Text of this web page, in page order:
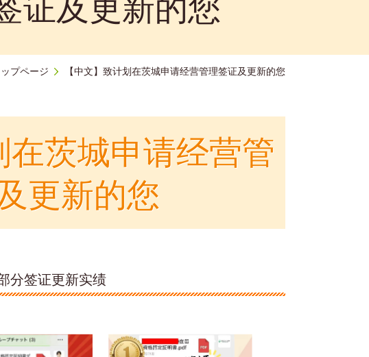
ップページ 【中文】致计划在茨城申请经营管理签证及更新的您
在茨城申请经营管
更新的您
分签证更新实绩